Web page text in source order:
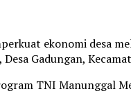
ekonomi desa
Gadungan,
TNI Manunggal